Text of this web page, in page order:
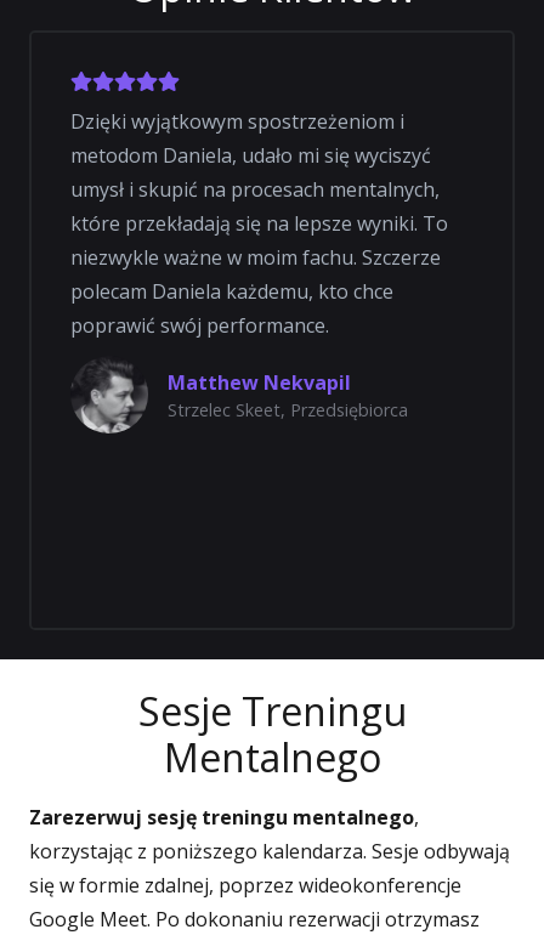
Dzięki wyjątkowym spostrzeżeniom i
metodom Daniela, udało mi się wyciszyć
umysł i skupić na procesach mentalnych,
które przekładają się na lepsze wyniki. To
niezwykle ważne w moim fachu. Szczerze
polecam Daniela każdemu, kto chce
poprawić swój performance.
Matthew Nekvapil
Strzelec Skeet, Przedsiębiorca
Sesje Treningu
Mentalnego
Zarezerwuj sesję treningu mentalnego,
korzystając z poniższego kalendarza. Sesje odbywają
się w formie zdalnej, poprzez wideokonferencje
Google Meet. Po dokonaniu rezerwacji otrzymasz